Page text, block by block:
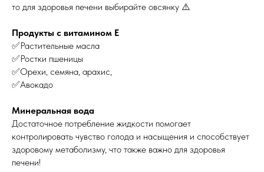
то для здоровья печени выбирайте овсянку ⚠️
Продукты с витамином Е
✅Растительные масла
✅Ростки пшеницы
✅Орехи, семяна, арахис,
✅Авокадо
Минеральная вода
Достаточное потребление жидкости помогает
контролировать чувство голода и насыщения и способствует
здоровому метаболизму, что также важно для здоровья
печени!